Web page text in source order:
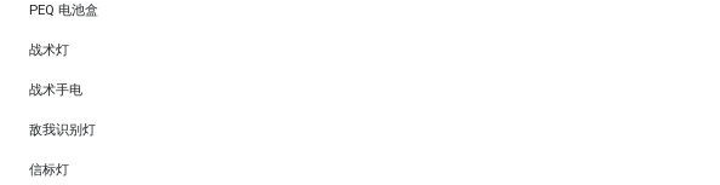
PEQ 电池盒
战术灯
战术手电
敌我识别灯
信标灯